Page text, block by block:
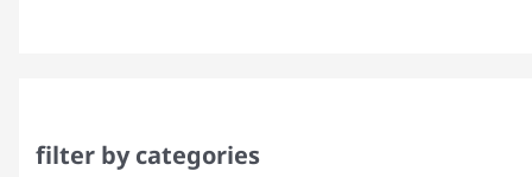
filter by categories